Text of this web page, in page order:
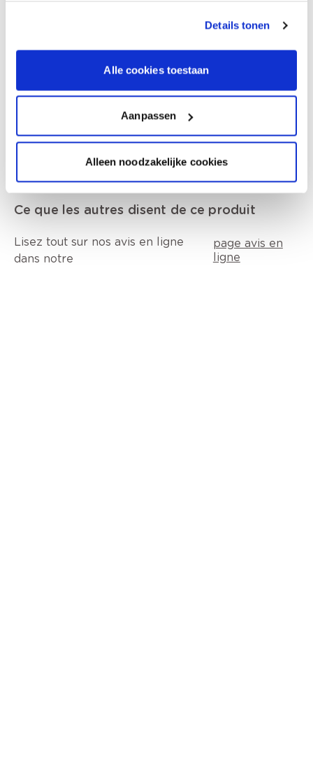
Details tonen
Alle cookies toestaan
Aanpassen
Alleen noodzakelijke cookies
Commandé en semaine (lu-ve), livré dans les 2 à 3
Retrait en magasin
Comment utiliser?
Ce que les autres disent de ce produit
Lisez tout sur nos avis en ligne
dans notre
page avis en
ligne